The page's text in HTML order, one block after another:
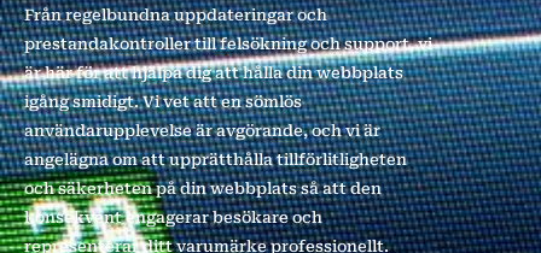
Från regelbundna uppdateringar och
prestandakontroller till felsökning och support, vi
är här för att hjälpa dig att hålla din webbplats
igång smidigt. Vi vet att en sömlös
användarupplevelse är avgörande, och vi är
angelägna om att upprätthålla tillförlitligheten
och säkerheten på din webbplats så att den
konsekvent engagerar besökare och
representerar ditt varumärke professionellt.